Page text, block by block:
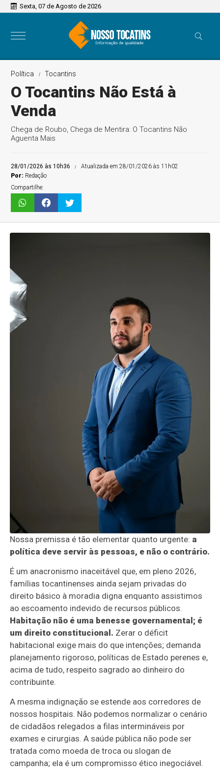
Sexta, 07 de Agosto de 2026
Política Tocantins
O Tocantins Não Está à
Venda
Chega de Roubo, Chega de Mentira: O Tocantins Não
Aguenta Mais
28/01/2026 às 10h36
Atualizada em 28/01/2026 às 11h02
Por: Redação
Compartilhe:
Nossa premissa é tão elementar quanto urgente: a
política deve servir às pessoas, e não o contrário.
É um anacronismo inaceitável que, em pleno 2026,
famílias tocantinenses ainda sejam privadas do
direito básico à moradia digna enquanto assistimos
ao escoamento indevido de recursos públicos.
Habitação não é uma benesse governamental; é
um direito constitucional. Zerar o déficit
habitacional exige mais do que intenções; demanda
planejamento rigoroso, políticas de Estado perenes e,
acima de tudo, respeito sagrado ao dinheiro do
contribuinte.
A mesma indignação se estende aos corredores de
nossos hospitais. Não podemos normalizar o cenário
de cidadãos relegados a filas intermináveis por
exames e cirurgias. A saúde pública não pode ser
tratada como moeda de troca ou slogan de
campanha; ela é um compromisso ético inegociável.